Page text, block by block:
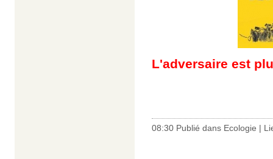
L'adversaire est
08:30 Publié dans Ecologie |